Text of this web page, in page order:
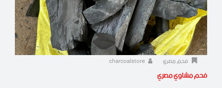
فحم مصري
فحم مشاوي مصري